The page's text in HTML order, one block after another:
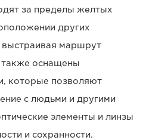
за пределы желтых
других
выстраивая маршрут
также оснащены
которые позволяют
с людьми и другими
элементы и линзы
и сохранности.